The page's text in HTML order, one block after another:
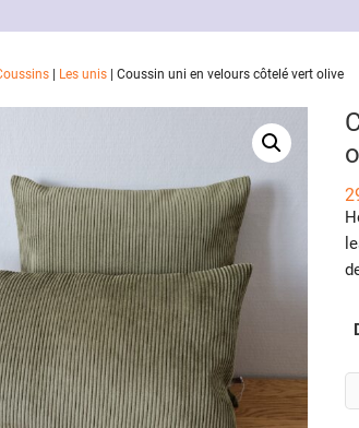
Les unis Coussin uni en velours côtelé vert olive